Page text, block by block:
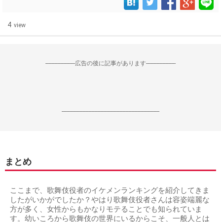
4 view
--------------------広告の後に記事があります--------------------
------------------------------------------------------------------
まとめ
ここまで、歌舞伎役者のイケメンランキングを紹介してきま
したがいかがでしたか？やはり歌舞伎役者さんは容姿端麗な
方が多く、女性からもかなりモテることでも知られていま
す。幼いころから歌舞伎の世界にいるからこそ、一般人とは